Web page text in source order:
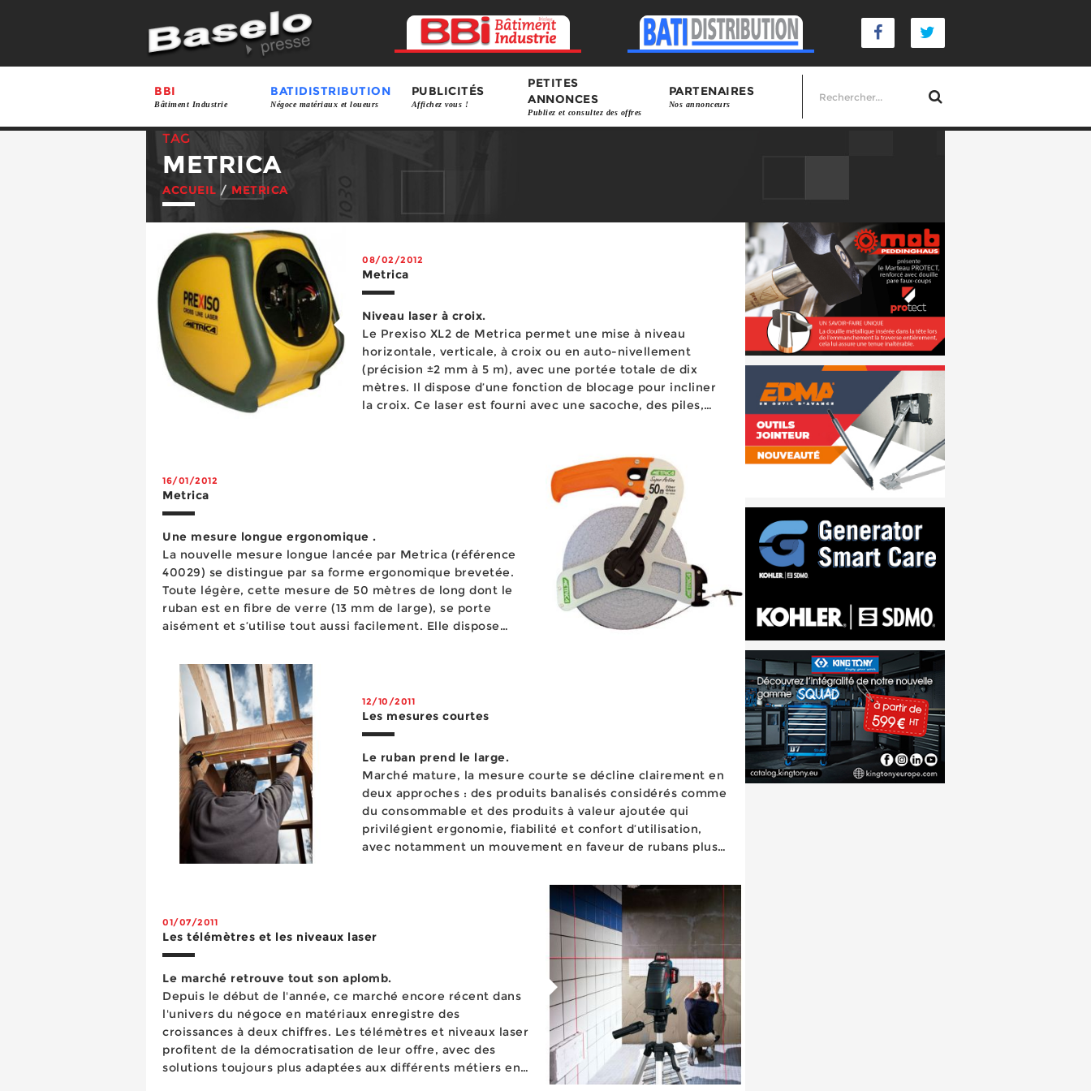
BBI
Bâtiment Industrie
BATIDISTRIBUTION
Négoce matériaux et loueurs
PUBLICITÉS
Affichez vous !
PETITES
ANNONCES
Publiez et consultez des offres
PARTENAIRES
Nos annonceurs
TAG
METRICA
ACCUEIL / METRICA
08/02/2012
Metrica
Niveau laser à croix.
Le Prexiso XL2 de Metrica permet une mise à niveau
horizontale, verticale, à croix ou en auto-nivellement
(précision ±2 mm à 5 m), avec une portée totale de dix
mètres. Il dispose d’une fonction de blocage pour incliner
la croix. Ce laser est fourni avec une sacoche, des piles,
16/01/2012
Metrica
Une mesure longue ergonomique .
La nouvelle mesure longue lancée par Metrica (référence
40029) se distingue par sa forme ergonomique brevetée.
Toute légère, cette mesure de 50 mètres de long dont le
ruban est en fibre de verre (13 mm de large), se porte
aisément et s’utilise tout aussi facilement. Elle dispose
système exclusif de ...
12/10/2011
Les mesures courtes
Le ruban prend le large.
Marché mature, la mesure courte se décline clairement en
deux approches : des produits banalisés considérés comme
du consommable et des produits à valeur ajoutée qui
privilégient ergonomie, fiabilité et confort d’utilisation,
avec notamment un mouvement en faveur de rubans plus
aussi indispensable au profes...
01/07/2011
Les télémètres et les niveaux laser
Le marché retrouve tout son aplomb.
Depuis le début de l'année, ce marché encore récent dans
l'univers du négoce en matériaux enregistre des
croissances à deux chiffres. Les télémètres et niveaux laser
profitent de la démocratisation de leur offre, avec des
solutions toujours plus adaptées aux différents métiers en